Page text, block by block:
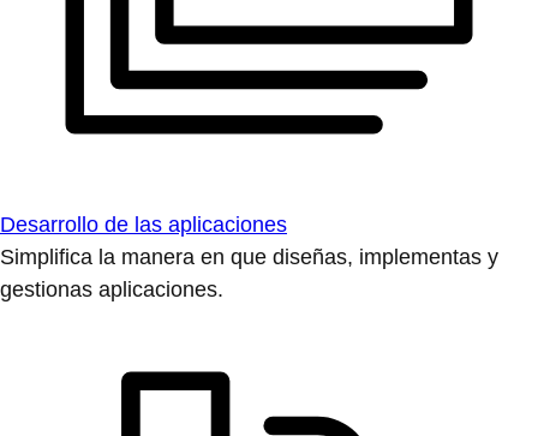
Desarrollo de las aplicaciones
Simplifica la manera en que diseñas, implementas y
gestionas aplicaciones.